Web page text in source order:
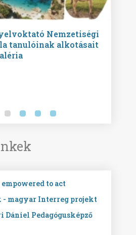
Nemzetiségi
tanulóinak alkotásait
to act
- magyar Interreg projekt
Dániel Pedagógusképző